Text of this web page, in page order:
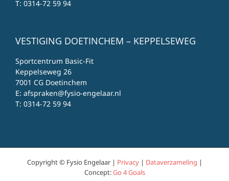
T: 0314-72 59 94
VESTIGING DOETINCHEM – KEPPELSEWEG
Sportcentrum Basic-Fit
Keppelseweg 26
7001 CG Doetinchem
E: afspraken@fysio-engelaar.nl
T: 0314-72 59 94
Copyright © Fysio Engelaar | Privacy| Dataverzameling |
Concept:Go 4 Goals